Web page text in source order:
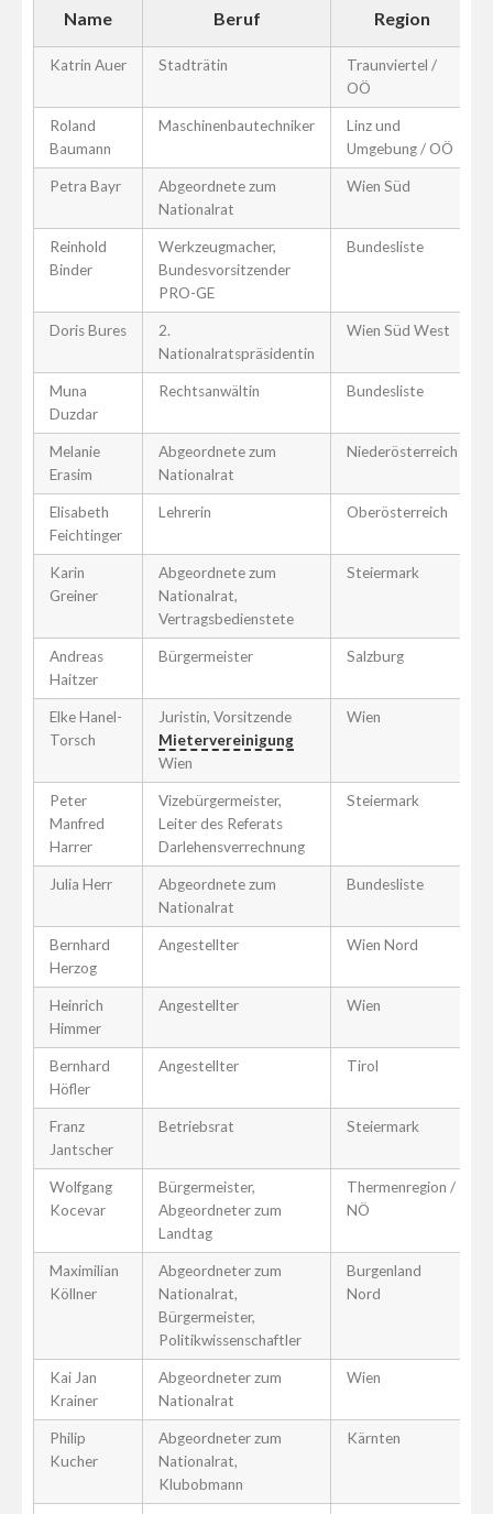
Name Beruf Region
Katrin Auer Stadträtin
Traunviertel /
OÖ
Roland
Baumann
Maschinenbautechniker
Linz und
Umgebung / OÖ
Petra Bayr
Abgeordnete zum
Nationalrat
Wien Süd
Reinhold
Binder
Werkzeugmacher,
Bundesvorsitzender
PRO-GE
Bundesliste
Doris Bures
2.
Nationalratspräsidentin
Wien Süd West
Muna
Duzdar
Rechtsanwältin Bundesliste
Melanie
Erasim
Abgeordnete zum
Nationalrat
Niederösterreich
Elisabeth
Feichtinger
Lehrerin Oberösterreich
Karin
Greiner
Abgeordnete zum
Nationalrat,
Vertragsbedienstete
Steiermark
Andreas
Haitzer
Bürgermeister Salzburg
Elke Hanel-
Torsch
Juristin, Vorsitzende
Mietervereinigung
Wien
Wien
Peter
Manfred
Harrer
Vizebürgermeister,
Leiter des Referats
Darlehensverrechnung
Steiermark
Julia Herr
Abgeordnete zum
Nationalrat
Bundesliste
Bernhard
Herzog
Angestellter Wien Nord
Heinrich
Himmer
Angestellter Wien
Bernhard
Höfler
Angestellter Tirol
Franz
Jantscher
Betriebsrat Steiermark
Wolfgang
Kocevar
Bürgermeister,
Abgeordneter zum
Landtag
Thermenregion /
NÖ
Maximilian
Köllner
Abgeordneter zum
Nationalrat,
Bürgermeister,
Politikwissenschaftler
Burgenland
Nord
Kai Jan
Krainer
Abgeordneter zum
Nationalrat
Wien
Philip
Kucher
Abgeordneter zum
Nationalrat,
Klubobmann
Kärnten